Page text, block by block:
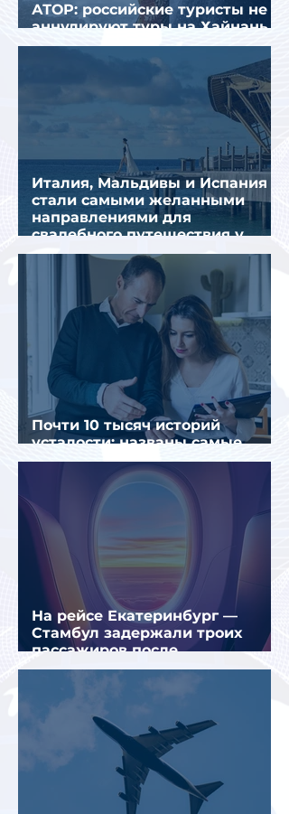
АТОР: российские туристы не
аннулируют туры на Хайнань
из-за тайфуна «Дельфин»
Италия, Мальдивы и Испания
стали самыми желанными
направлениями для
свадебного путешествия у
россиян
Почти 10 тысяч историй
усталости: названы самые
уставшие россияне
На рейсе Екатеринбург —
Стамбул задержали троих
пассажиров после
предполагаемой серии краж